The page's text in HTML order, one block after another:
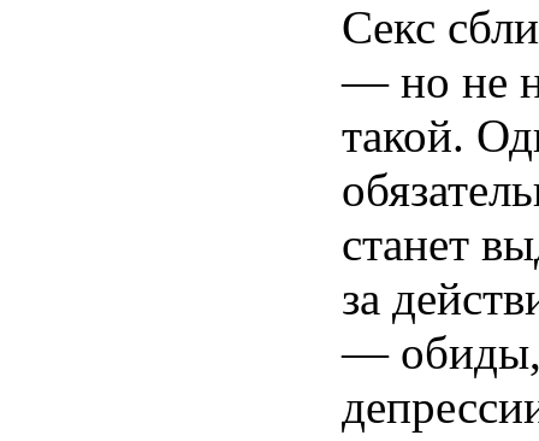
Секс
— но не
такой.
станет
за
— обиды,